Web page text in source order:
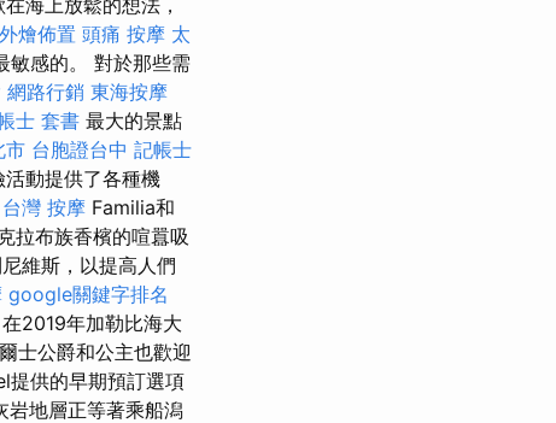
外燴佈置 頭痛 按摩 太
敏感的。 對於那些需
網路行銷 東海按摩
士 套書 最大的景點
市 台胞證台中 記帳士
動提供了各種機
台灣 按摩 Familia和
拉布族香檳的喧囂吸
維斯，以提高人們
google關鍵字排名
在2019年加勒比海大
士公爵和公主也歡迎
提供的早期預訂選項
岩地層正等著乘船潟